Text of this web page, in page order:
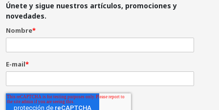
Únete y sigue nuestros artículos, promociones y
novedades.
Nombre*
E-mail*